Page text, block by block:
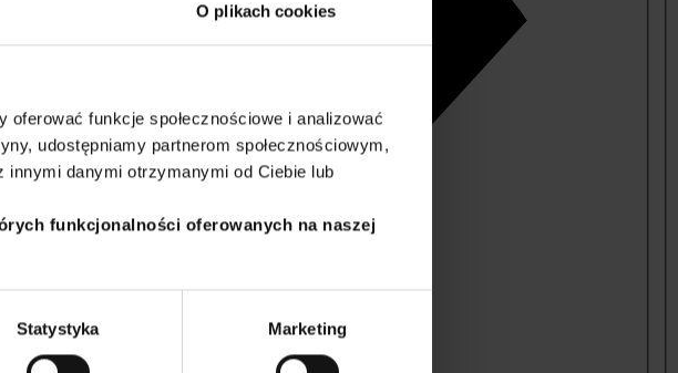
O plikach cookies
funkcje społecznościowe i analizować
udostępniamy partnerom społecznościowym,
danymi otrzymanymi od Ciebie lub
funkcjonalności oferowanych na naszej
Statystyka Marketing